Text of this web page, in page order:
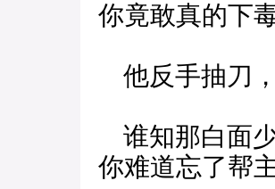
你竟敢真的下
他反手抽刀
谁知那白面
你难道忘了帮